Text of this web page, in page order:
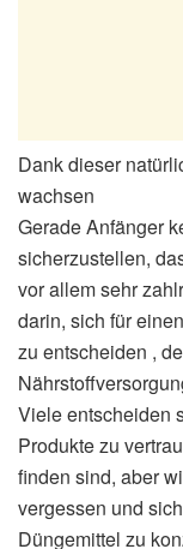
Dank dieser
wachsen
Gerade Anfänger
sicherzustellen,
vor allem sehr
darin, sich für
zu entscheiden ,
Viele entscheiden
Produkte zu
finden sind, aber
vergessen und
Düngemittel zu